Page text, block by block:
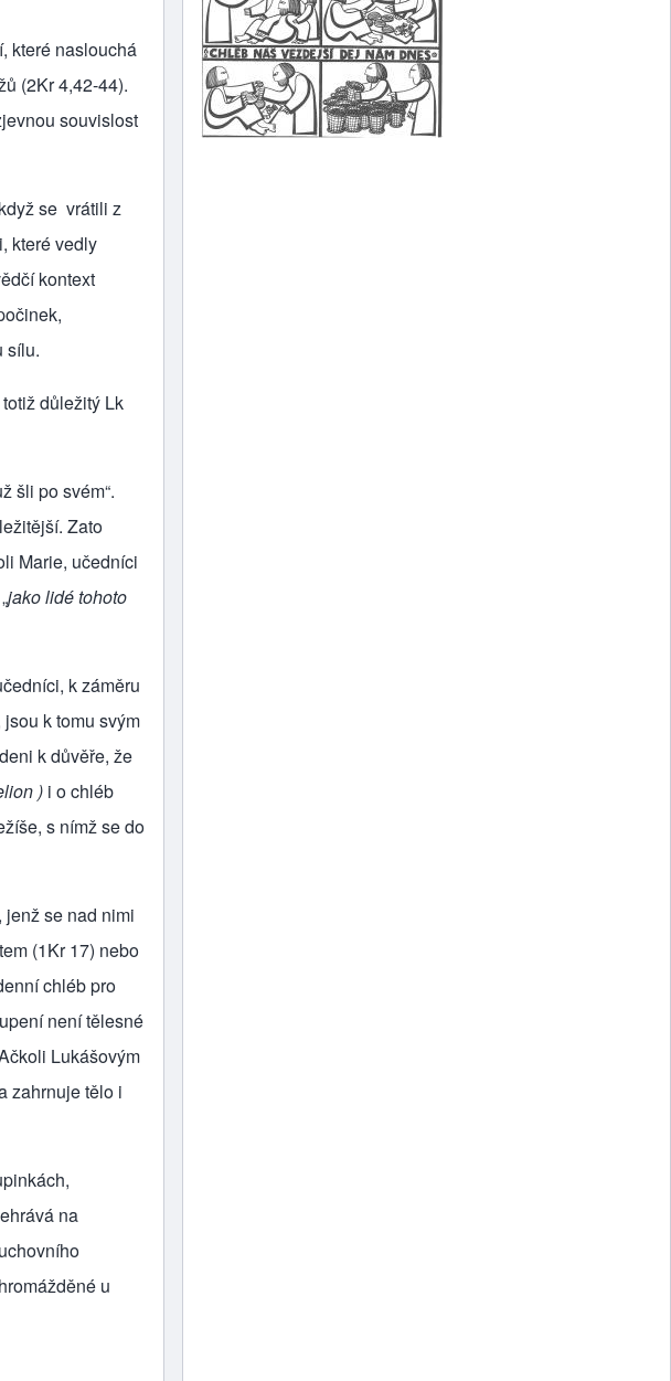
které naslouchá
(2Kr 4,42-44).
souvislost
se vrátili z
které vedly
kontext
sílu.
důležitý Lk
šli po svém“.
Zato
Marie, učedníci
jako lidé tohoto
k záměru
k tomu svým
k důvěře, že
) i o chléb
s nímž se do
se nad nimi
(1Kr 17) nebo
chléb pro
není tělesné
Lukášovým
zahrnuje tělo i
na
u